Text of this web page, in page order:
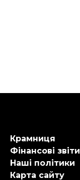
Крамниця
Фінансові звіти
Наші політики
Карта сайту